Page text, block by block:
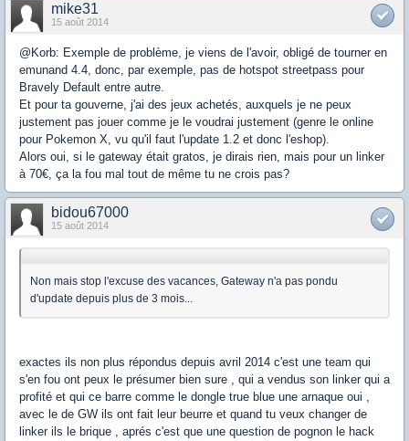
mike31
15 août 2014
@Korb: Exemple de problème, je viens de l'avoir, obligé de tourner en
emunand 4.4, donc, par exemple, pas de hotspot streetpass pour
Bravely Default entre autre.
Et pour ta gouverne, j'ai des jeux achetés, auxquels je ne peux
justement pas jouer comme je le voudrai justement (genre le online
pour Pokemon X, vu qu'il faut l'update 1.2 et donc l'eshop).
Alors oui, si le gateway était gratos, je dirais rien, mais pour un linker
à 70€, ça la fou mal tout de même tu ne crois pas?
bidou67000
15 août 2014
Non mais stop l'excuse des vacances, Gateway n'a pas pondu
d'update depuis plus de 3 mois...
exactes ils non plus répondus depuis avril 2014 c'est une team qui
s'en fou ont peux le présumer bien sure , qui a vendus son linker qui a
profité et qui ce barre comme le dongle true blue une arnaque oui ,
avec le de GW ils ont fait leur beurre et quand tu veux changer de
linker ils le brique , aprés c'est que une question de pognon le hack